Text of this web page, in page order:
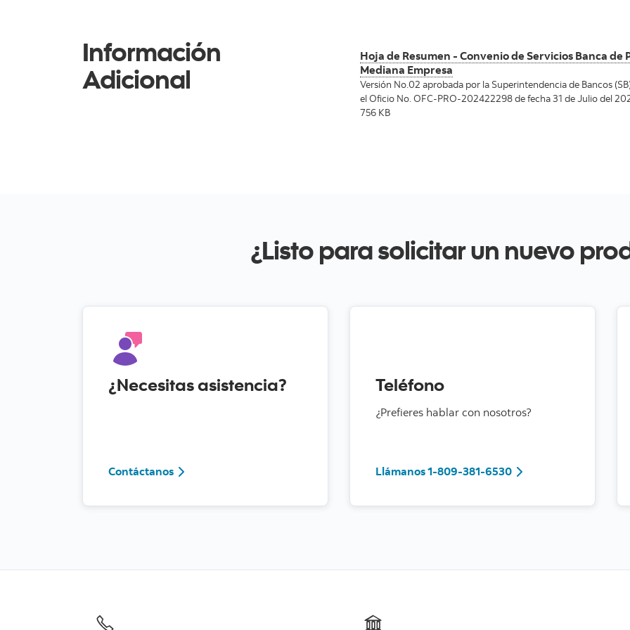
Información
Adicional
Hoja de Resumen - Convenio de Servicios Banca de
Mediana Empresa
Versión No.02 aprobada por la Superintendencia de Bancos
el Oficio No. OFC-PRO-202422298 de fecha 31 de Julio del
756 KB
¿Listo para solicitar un nuevo
¿Necesitas asistencia?
ContáctanosContáctanos
Teléfono
¿Prefieres hablar con nosotros?
Llámanos 1-809-381-6530Llámanos 1-809-381-